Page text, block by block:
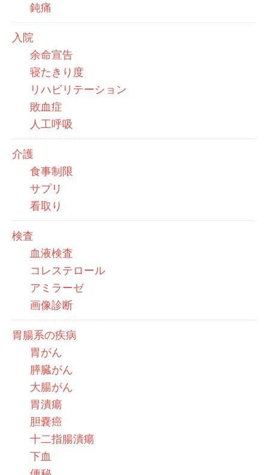
鈍痛
入院
余命宣告
寝たきり度
リハビリテーション
敗血症
人工呼吸
介護
食事制限
サプリ
看取り
検査
血液検査
コレステロール
アミラーゼ
画像診断
胃腸系の疾病
胃がん
膵臓がん
大腸がん
胃潰瘍
胆嚢癌
十二指腸潰瘍
下血